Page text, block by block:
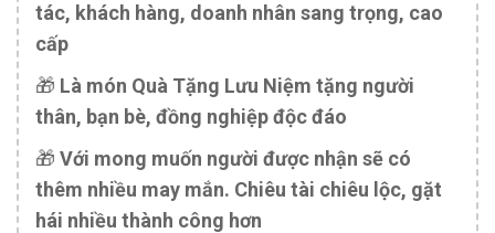
tác, khách hàng, doanh nhân sang trọng, cao
cấp
🎁 Là món Quà Tặng Lưu Niệm tặng người
thân, bạn bè, đồng nghiệp độc đáo
🎁 Với mong muốn người được nhận sẽ có
thêm nhiều may mắn. Chiêu tài chiêu lộc, gặt
hái nhiều thành công hơn